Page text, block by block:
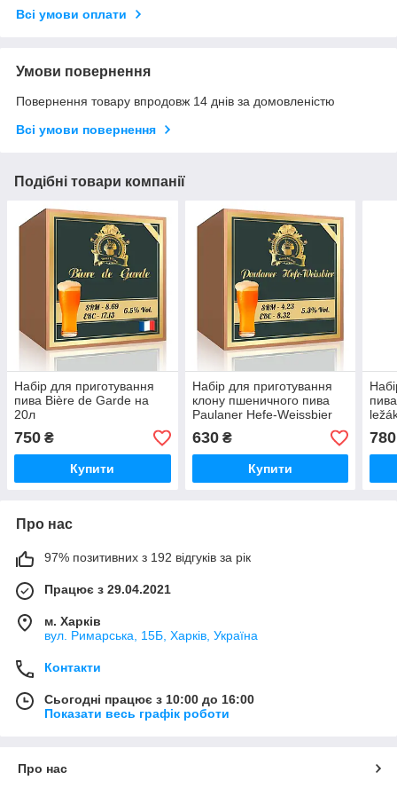
Всі умови оплати
Умови повернення
Повернення товару впродовж 14 днів за домовленістю
Всі умови повернення
Подібні товари компанії
Набір для приготування
пива Bière de Garde на
20л
750 ₴
Купити
Набір для приготування
клону пшеничного пива
Paulaner Hefe-Weissbier
на 20л
630₴
Купити
780
Про нас
97% позитивних з 192 відгуків за рік
Працює з 29.04.2021
м. Харків
вул. Римарська, 15Б, Харків, Україна
Контакти
Сьогодні працює з 10:00 до 16:00
Показати весь графік роботи
Про нас